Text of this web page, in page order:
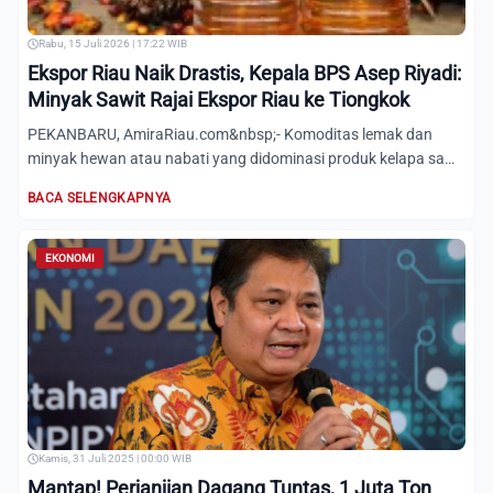
Rabu, 15 Juli 2026 | 17:22 WIB
Ekspor Riau Naik Drastis, Kepala BPS Asep Riyadi:
Minyak Sawit Rajai Ekspor Riau ke Tiongkok
PEKANBARU, AmiraRiau.com&nbsp;- Komoditas lemak dan
minyak hewan atau nabati yang didominasi produk kelapa sawit
BACA SELENGKAPNYA
EKONOMI
Kamis, 31 Juli 2025 | 00:00 WIB
Mantap! Perjanjian Dagang Tuntas, 1 Juta Ton